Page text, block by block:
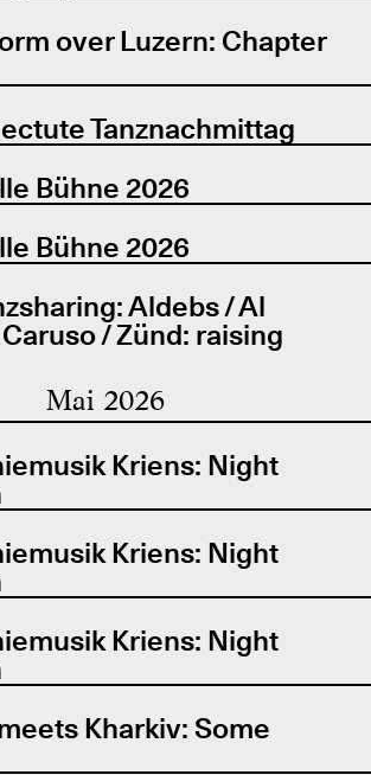
over Luzern: Chapter
Tanznachmittag
Bühne 2026
Bühne 2026
Aldebs / Al
/ Zünd: raising
Mai 2026
Kriens: Night
Kriens: Night
Kriens: Night
Kharkiv: Some